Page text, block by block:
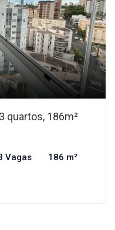
quartos, 186m²
Vagas 186 m²